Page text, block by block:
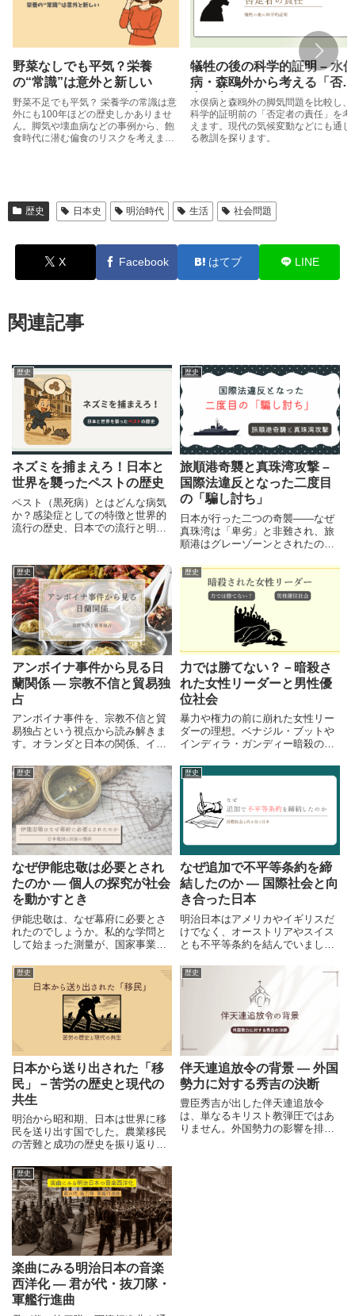
野菜なしでも平気？栄養
の“常識”は意外と新しい
野菜不足でも平気？ 栄養学の常識は意
外にも100年ほどの歴史しかありませ
ん。脚気や壊血病などの事例から、飽
食時代に潜む偏食のリスクを考えま
犠牲の後の科学的証明 – 水俣
病・森鴎外から考える「否定
者の責任」
水俣病と森鴎外の脚気問題を比較し、
科学的証明前の「否定者の責任」を考
えます。現代の気候変動などにも通じ
る教訓を探ります。
歴史 日本史 明治時代 生活 社会問題
X Facebook はてブ LINE
関連記事
歴史
ネズミを捕まえろ！日本と
世界を襲ったペストの歴史
ペスト（黒死病）とはどんな病気
か？感染症としての特徴と世界的
流行の歴史、日本での流行と明治
歴史
旅順港奇襲と真珠湾攻撃 –
国際法違反となった二度目
の「騙し討ち」
日本が行った二つの奇襲――なぜ
真珠湾は「卑劣」と非難され、旅
順港はグレーゾーンとされたの
説します。
歴史
アンボイナ事件から見る日
蘭関係 ― 宗教不信と貿易独
占
アンボイナ事件を、宗教不信と貿
易独占という視点から読み解きま
す。オランダと日本の関係、イギ
を整理し、事件の背景と意味を立
体的に解説します。
歴史
力では勝てない？－暗殺さ
れた女性リーダーと男性優
位社会
暴力や権力の前に崩れた女性リー
ダーの理想。ベナジル・ブットや
インディラ・ガンディー暗殺の背
本社会に残る男性優位の構造を歴
史から考えます。
歴史
なぜ伊能忠敬は必要とされ
たのか ― 個人の探究が社会
を動かすとき
伊能忠敬は、なぜ幕府に必要とさ
れたのでしょうか。私的な学問と
して始まった測量が、国家事業へ
えた背景を解説します。
歴史
なぜ追加で不平等条約を締
結したのか ― 国際社会と向
き合った日本
明治日本はアメリカやイギリスだ
けでなく、オーストリアやスイス
とも不平等条約を結んでいまし
った条約網を解説します。
歴史
日本から送り出された「移
民」－苦労の歴史と現代の
共生
明治から昭和期、日本は世界に移
民を送り出す国でした。農業移民
の苦難と成功の歴史を振り返り、
を探ります。
歴史
伴天連追放令の背景 ― 外国
勢力に対する秀吉の決断
豊臣秀吉が出した伴天連追放令
は、単なるキリスト教弾圧ではあ
りません。外国勢力の影響を排除
歴史
楽曲にみる明治日本の音楽
西洋化 ― 君が代・抜刀隊・
軍艦行進曲